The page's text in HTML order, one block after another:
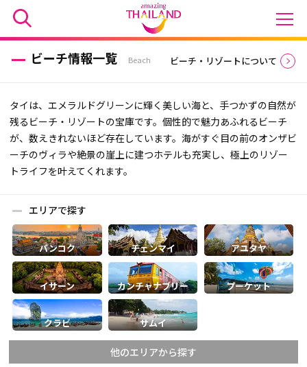
ビーチ情報一覧 Beach ビーチ・リゾートについて
タイは、エメラルドグリーンに輝く美しい海と、手つかずの自然が
残るビーチ・リゾートの宝庫です。個性的で魅力あふれるビーチ
が、数えきれないほど存在しています。海がすぐ目の前のオンザビ
ーチのヴィラや絶景の崖上に建つホテルも充実し、極上のリゾー
トライフを叶えてくれます。
エリアで探す
バンコク チェンマイ アユタヤ
イサーン カンチャナブリー プーケット
クラビ サムイ
他のエリアから探す